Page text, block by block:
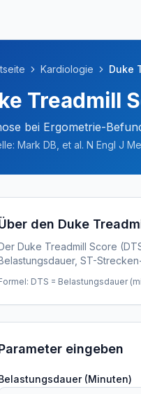
Kardiologie Duke
Treadmill
bei Ergometrie-
Mark DB, et al. N Engl J
den Duke
Duke Treadmill Score
ST-
DTS = Belastungsdauer
eingeben
(Minuten)